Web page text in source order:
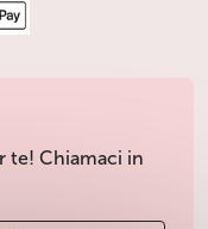
te! Chiamaci in